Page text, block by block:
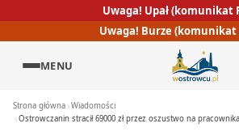
Uwaga! Upał (komunikat
Uwaga! Burze (komunikat
MENU
Strona główna Wiadomości
Ostrowczanin stracił 69000 zł przez oszustwo na